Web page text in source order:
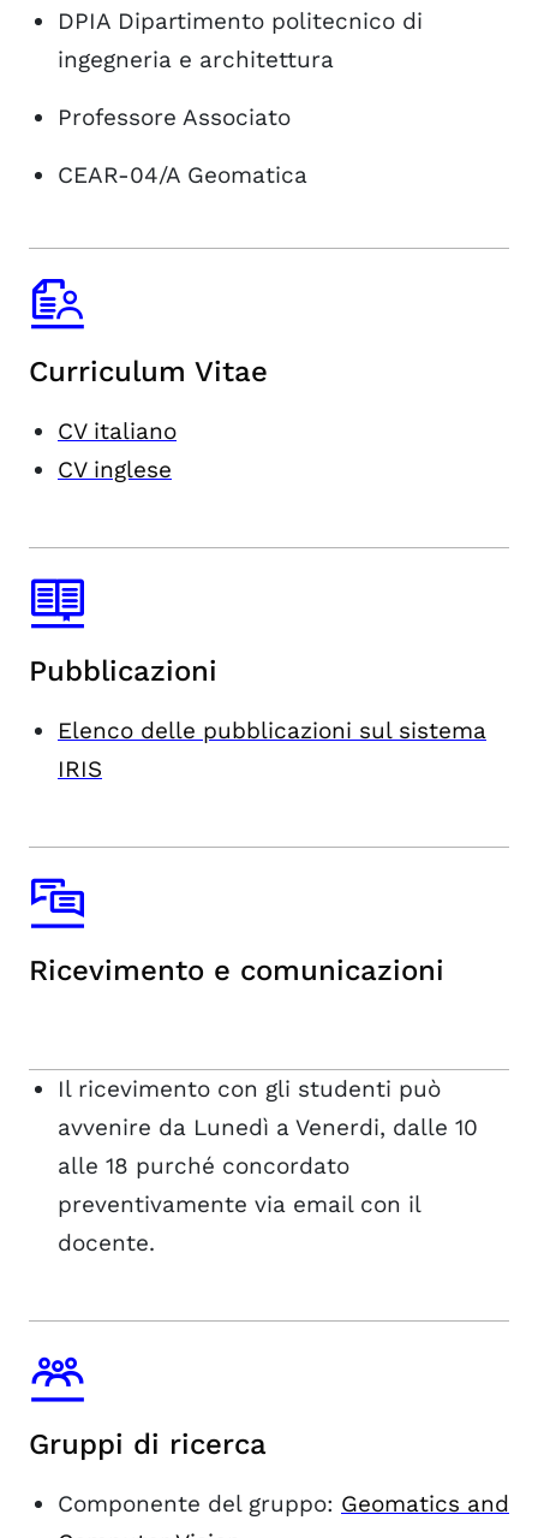
DPIA Dipartimento politecnico di
ingegneria e architettura
Professore Associato
CEAR-04/A Geomatica
Curriculum Vitae
CV italiano
CV inglese
Pubblicazioni
Elenco delle pubblicazioni sul sistema
IRIS
Ricevimento e comunicazioni
Il ricevimento con gli studenti può
avvenire da Lunedì a Venerdi, dalle 10
alle 18 purché concordato
preventivamente via email con il
docente.
Gruppi di ricerca
Componente del gruppo: Geomatics and